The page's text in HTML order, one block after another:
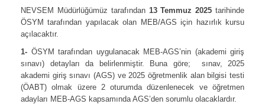
NEVSEM Müdürlüğümüz tarafından 13 Temmuz 2025 tarihinde
ÖSYM tarafından yapılacak olan MEB/AGS için hazırlık kursu
açılacaktır.
1- ÖSYM tarafından uygulanacak MEB-AGS’nin (akademi giriş
sınavı) detayları da belirlenmiştir. Buna göre; sınav, 2025
akademi giriş sınavı (AGS) ve 2025 öğretmenlik alan bilgisi testi
(ÖABT) olmak üzere 2 oturumda düzenlenecek ve öğretmen
adayları MEB-AGS kapsamında AGS’den sorumlu olacaklardır.